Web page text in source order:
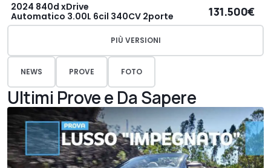
2024 840d xDrive
Automatico 3.00L 6cil 340CV 2porte
131.500€
PIÙ VERSIONI
NEWS PROVE FOTO
Ultimi Prove e Da Sapere